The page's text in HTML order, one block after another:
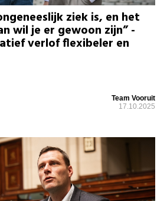
ziek is, en het
wil je er gewoon zijn” -
verlof flexibeler en
Team Vooruit
17.10.2025